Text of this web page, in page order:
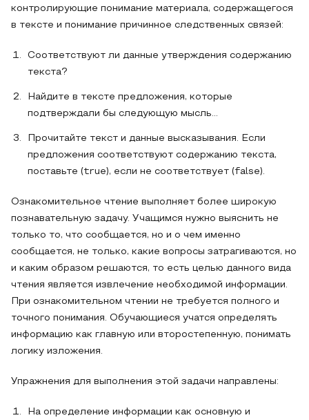
контролирующие понимание материала, содержащегося
в тексте и понимание причинное следственных связей:
Соответствуют ли данные утверждения содержанию
текста?
Найдите в тексте предложения, которые
подтверждали бы следующую мысль…
Прочитайте текст и данные высказывания. Если
предложения соответствуют содержанию текста,
поставьте (true), если не соответствует (false).
Ознакомительное чтение выполняет более широкую
познавательную задачу. Учащимся нужно выяснить не
только то, что сообщается, но и о чем именно
сообщается, не только, какие вопросы затрагиваются, но
и каким образом решаются, то есть целью данного вида
чтения является извлечение необходимой информации.
При ознакомительном чтении не требуется полного и
точного понимания. Обучающиеся учатся определять
информацию как главную или второстепенную, понимать
логику изложения.
Упражнения для выполнения этой задачи направлены:
На определение информации как основную и